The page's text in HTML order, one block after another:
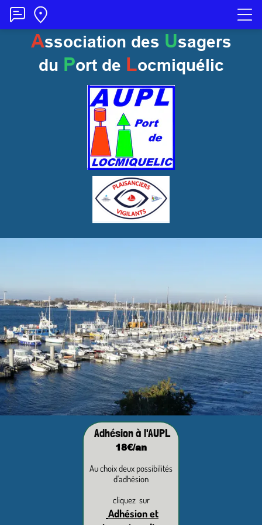
Association des Usagers
du Port de Locmiquélic
Adhésion à l'AUPL
18€/an
Au choix deux possibilités
d'adhésion
cliquez sur
Adhésion et